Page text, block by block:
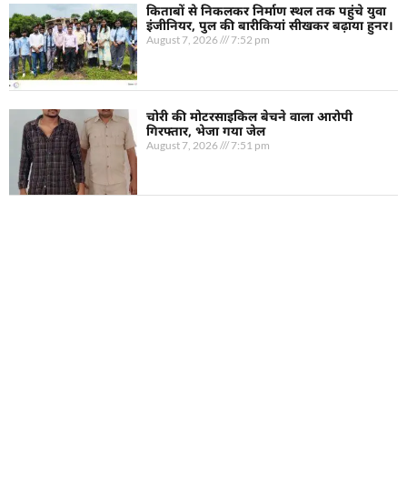
किताबों से निकलकर निर्माण स्थल तक पहुंचे युवा
इंजीनियर, पुल की बारीकियां सीखकर बढ़ाया हुनर।
August 7, 2026 7:52 pm
चोरी की मोटरसाइकिल बेचने वाला आरोपी
गिरफ्तार, भेजा गया जेल
August 7, 2026 7:51 pm